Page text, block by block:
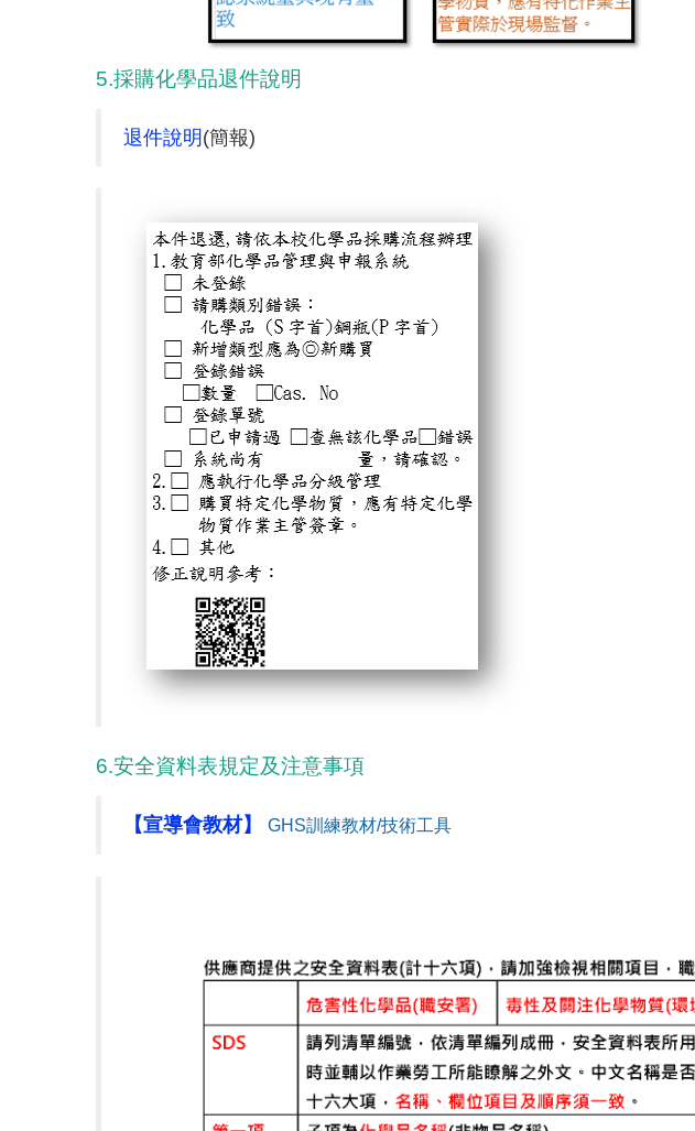
5.採購化學品退件說明
退件說明 (簡報)
6.安全資料表規定及注意事項
【宣導會教材】 GHS訓練教材/技術工具